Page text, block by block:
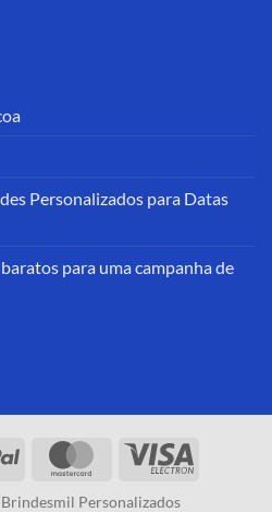
Personalizados para Datas
para uma campanha de
Personalizados